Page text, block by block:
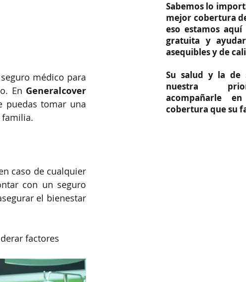
médico para
En Generalcover
puedas tomar una
caso de cualquier
con un seguro
el bienestar
factores
Sabemos lo
mejor cobertura
eso estamos
gratuita y
asequibles y de
Su salud y la de
nuestra
acompañarle
cobertura que su